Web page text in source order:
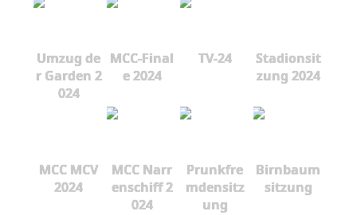
Umzug de
r Garden 2
024
MCC-Final
e 2024
TV-24
Stadionsit
zung 2024
MCC MCV
2024
MCC Narr
enschiff 2
024
Prunkfre
mdensitz
ung
Birnbaum
sitzung